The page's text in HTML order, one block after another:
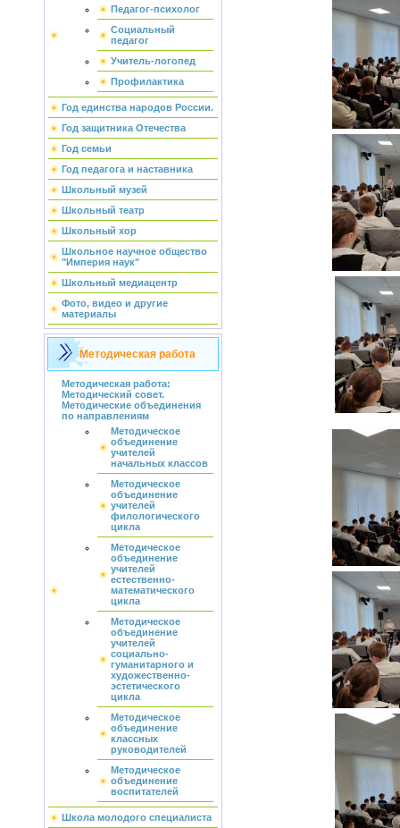
Педагог-психолог
Социальный
педагог
Учитель-логопед
Профилактика
Год единства народов России.
Год защитника Отечества
Год семьи
Год педагога и наставника
Школьный музей
Школьный театр
Школьный хор
Школьное научное общество
"Империя наук"
Школьный медиацентр
Фото, видео и другие
материалы
Методическая работа
Методическая работа:
Методический совет.
Методические объединения
по направлениям
Методическое
объединение
учителей
начальных классов
Методическое
объединение
учителей
филологического
цикла
Методическое
объединение
учителей
естественно-
математического
цикла
Методическое
объединение
учителей
социально-
гуманитарного и
художественно-
эстетического
цикла
Методическое
объединение
классных
руководителей
Методическое
объединение
воспитателей
Школа молодого специалиста